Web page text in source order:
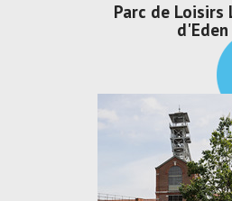
Exposition
Au pays du